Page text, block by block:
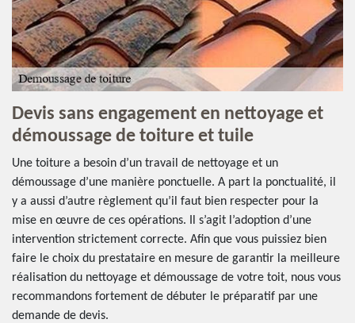
Devis sans engagement en nettoyage et
démoussage de toiture et tuile
Une toiture a besoin d’un travail de nettoyage et un
démoussage d’une manière ponctuelle. A part la ponctualité, il
y a aussi d’autre règlement qu’il faut bien respecter pour la
mise en œuvre de ces opérations. Il s’agit l’adoption d’une
intervention strictement correcte. Afin que vous puissiez bien
faire le choix du prestataire en mesure de garantir la meilleure
réalisation du nettoyage et démoussage de votre toit, nous vous
recommandons fortement de débuter le préparatif par une
demande de devis.